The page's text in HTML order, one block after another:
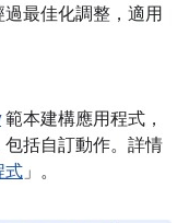
最佳化調整，適用
範本建構應用程式，
括自訂動作。詳情
式」。